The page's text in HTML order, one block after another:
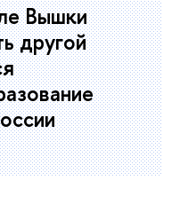
Вышки
другой